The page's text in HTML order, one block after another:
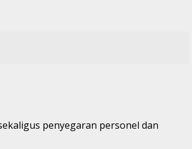
penyegaran personel dan